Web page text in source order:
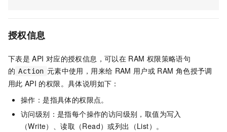
授权信息
下表是 API 对应的授权信息，可以在 RAM 权限策略语句
的 Action 元素中使用，用来给 RAM 用户或 RAM 角色授予调
用此 API 的权限。具体说明如下：
操作：是指具体的权限点。
访问级别：是指每个操作的访问级别，取值为写入
（Write）、读取（Read）或列出（List）。